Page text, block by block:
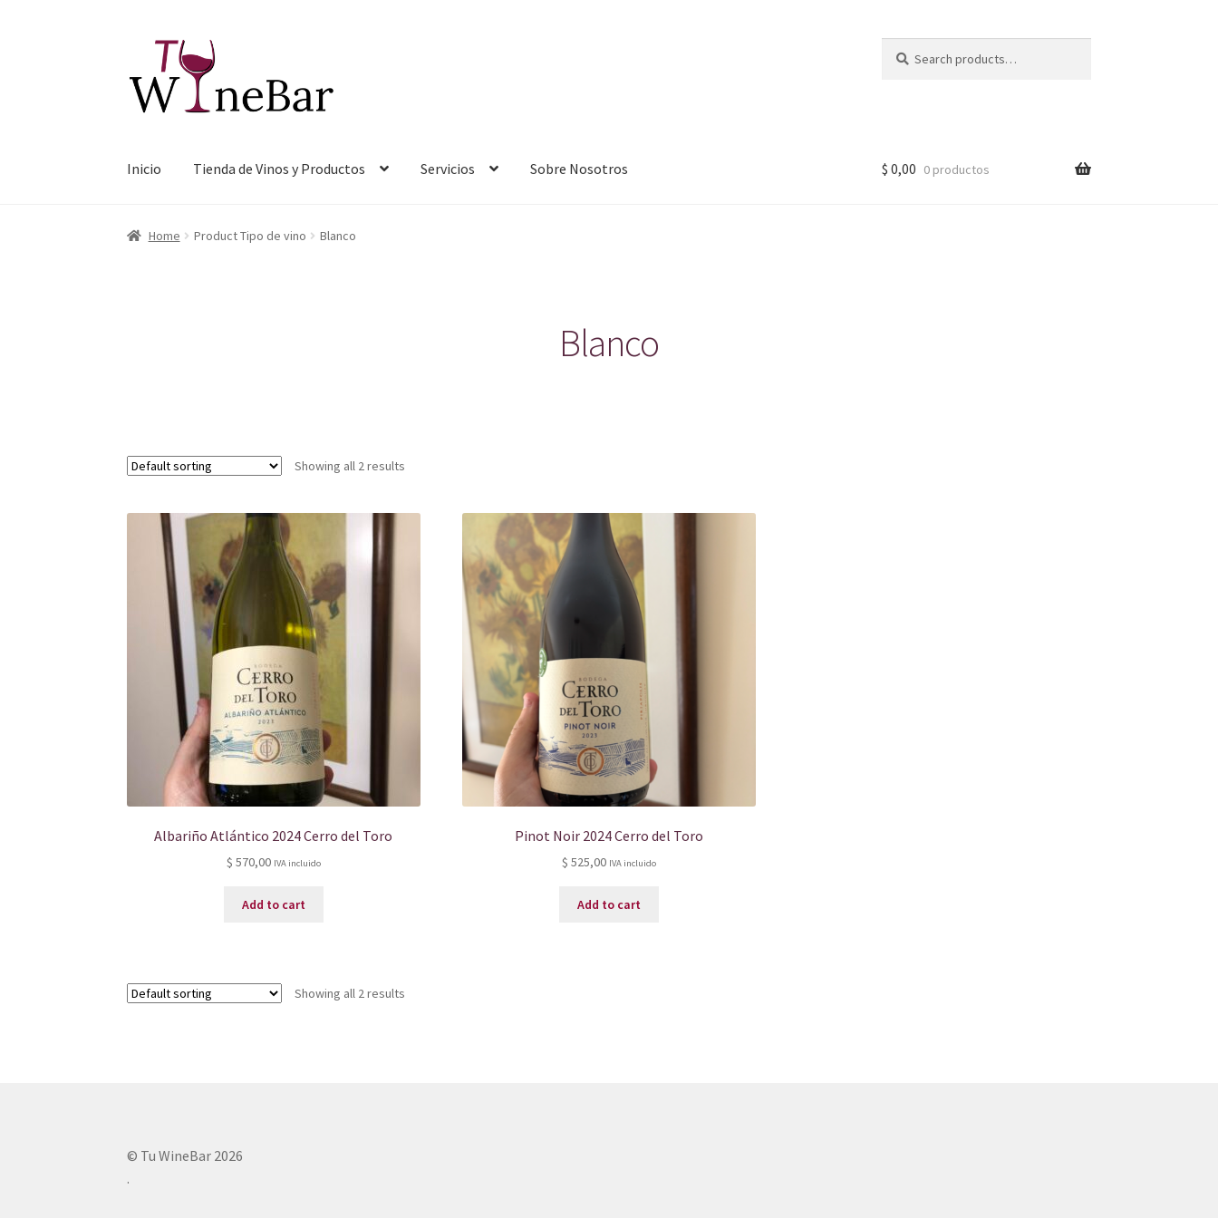
la
navegación
contenido
for:
Inicio Tienda de Vinos y Productos Servicios Sobre Nosotros $ 0,00 0 productos
Home Product Tipo de vino Blanco
Blanco
Showing all 2 results
Albariño Atlántico 2024 Cerro del Toro
$ 570,00 IVA incluido
Add to cart
Pinot Noir 2024 Cerro del Toro
$ 525,00 IVA incluido
Add to cart
Showing all 2 results
© Tu WineBar 2026
.